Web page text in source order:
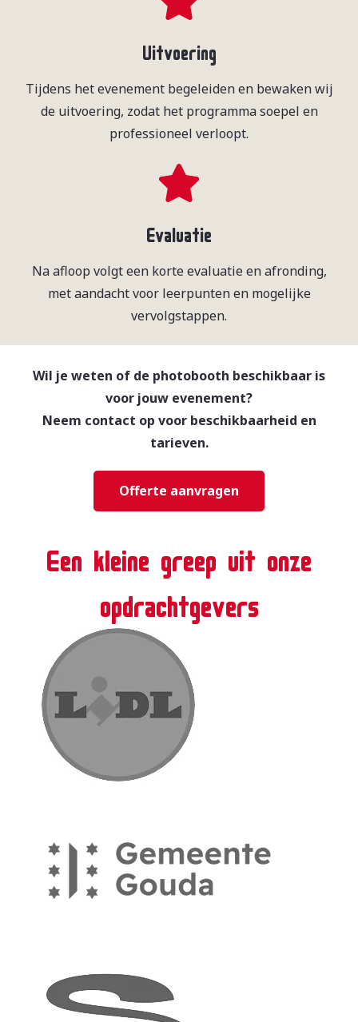
Uitvoering
Tijdens het evenement begeleiden en bewaken wij
de uitvoering, zodat het programma soepel en
professioneel verloopt.
Evaluatie
Na afloop volgt een korte evaluatie en afronding,
met aandacht voor leerpunten en mogelijke
vervolgstappen.
Wil je weten of de photobooth beschikbaar is
voor jouw evenement?
Neem contact op voor beschikbaarheid en
tarieven.
Offerte aanvragen
Een kleine greep uit onze
opdrachtgevers